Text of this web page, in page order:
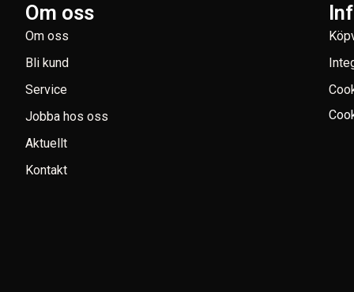
Om oss
Om oss
Bli kund
Service
Jobba hos oss
Aktuellt
Kontakt